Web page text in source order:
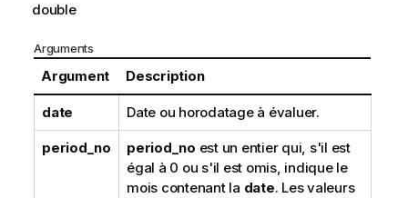
double
Arguments
Argument Description
date Date ou horodatage à évaluer.
period_no period_no est un entier qui, s'il est
égal à 0 ou s'il est omis, indique le
mois contenant la date. Les valeurs